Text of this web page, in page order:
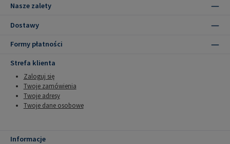
Nasze zalety
Dostawy
Formy płatności
Strefa klienta
Zaloguj się
Twoje zamówienia
Twoje adresy
Twoje dane osobowe
Informacje